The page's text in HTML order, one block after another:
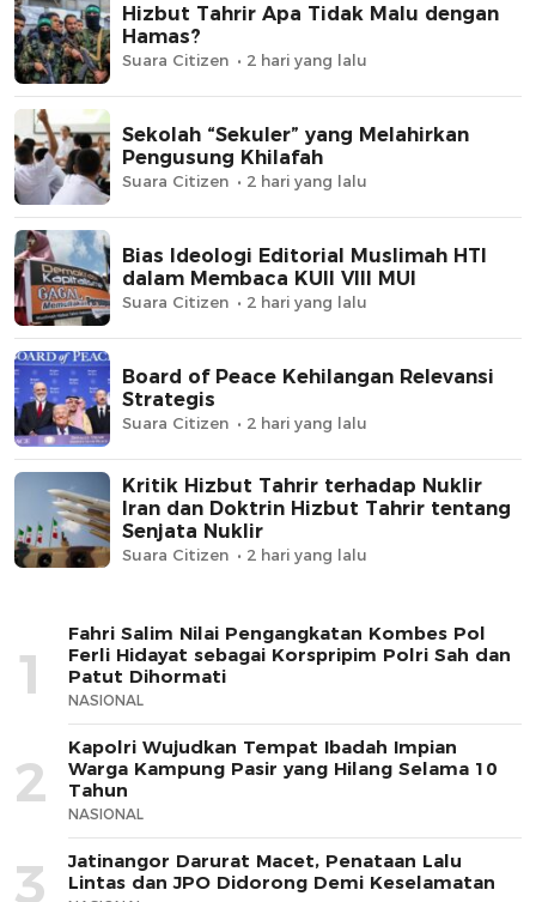
Hizbut Tahrir Apa Tidak Malu dengan
Hamas?
Suara Citizen 2 hari yang lalu
Sekolah “Sekuler” yang Melahirkan
Pengusung Khilafah
Suara Citizen 2 hari yang lalu
Bias Ideologi Editorial Muslimah HTI
dalam Membaca KUII VIII MUI
Suara Citizen 2 hari yang lalu
Board of Peace Kehilangan Relevansi
Strategis
Suara Citizen 2 hari yang lalu
Kritik Hizbut Tahrir terhadap Nuklir
Iran dan Doktrin Hizbut Tahrir tentang
Senjata Nuklir
Suara Citizen 2 hari yang lalu
1
Fahri Salim Nilai Pengangkatan Kombes Pol
Ferli Hidayat sebagai Korspripim Polri Sah dan
Patut Dihormati
NASIONAL
2
Kapolri Wujudkan Tempat Ibadah Impian
Warga Kampung Pasir yang Hilang Selama 10
Tahun
NASIONAL
3
Jatinangor Darurat Macet, Penataan Lalu
Lintas dan JPO Didorong Demi Keselamatan